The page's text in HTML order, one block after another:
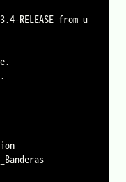
RELEASE from u